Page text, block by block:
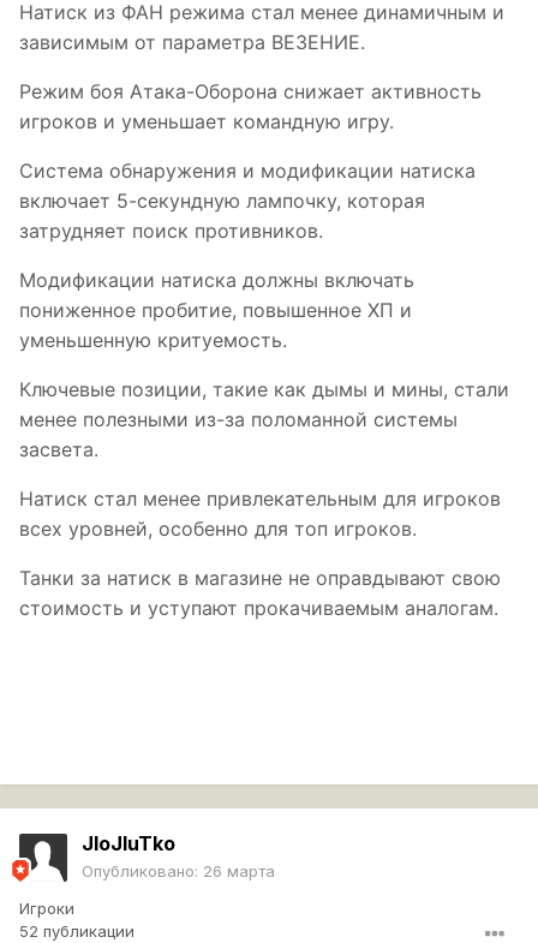
Натиск из ФАН режима стал менее динамичным и
зависимым от параметра ВЕЗЕНИЕ.
Режим боя Атака-Оборона снижает активность
игроков и уменьшает командную игру.
Система обнаружения и модификации натиска
включает 5-секундную лампочку, которая
затрудняет поиск противников.
Модификации натиска должны включать
пониженное пробитие, повышенное ХП и
уменьшенную критуемость.
Ключевые позиции, такие как дымы и мины, стали
менее полезными из-за поломанной системы
засвета.
Натиск стал менее привлекательным для игроков
всех уровней, особенно для топ игроков.
Танки за натиск в магазине не оправдывают свою
стоимость и уступают прокачиваемым аналогам.
JloJluTko
Опубликовано: 26 марта
Игроки
52 публикации